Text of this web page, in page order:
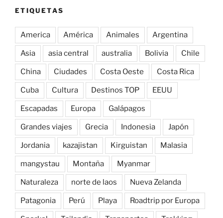
ETIQUETAS
America América Animales Argentina
Asia asia central australia Bolivia Chile
China Ciudades Costa Oeste Costa Rica
Cuba Cultura Destinos TOP EEUU
Escapadas Europa Galápagos
Grandes viajes Grecia Indonesia Japón
Jordania kazajistan Kirguistan Malasia
mangystau Montaña Myanmar
Naturaleza norte de laos Nueva Zelanda
Patagonia Perú Playa Roadtrip por Europa